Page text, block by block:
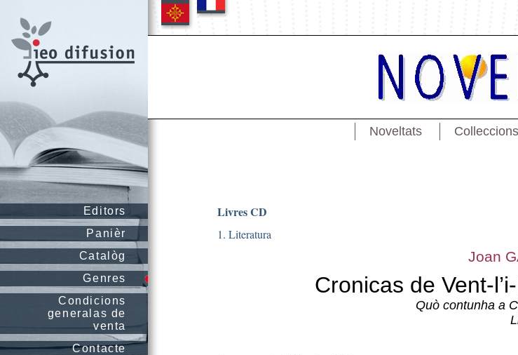
Editors
Panièr
Catalòg
Genres
Condicions
generalas de
venta
Contacte
Noveltats Colleccions
Livres CD
1. Literatura
Joan
Cronicas de Vent-
Quò contunha a